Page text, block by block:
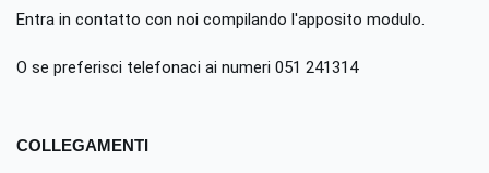
Entra in contatto con noi compilando l'apposito modulo.
O se preferisci telefonaci ai numeri 051 241314
COLLEGAMENTI